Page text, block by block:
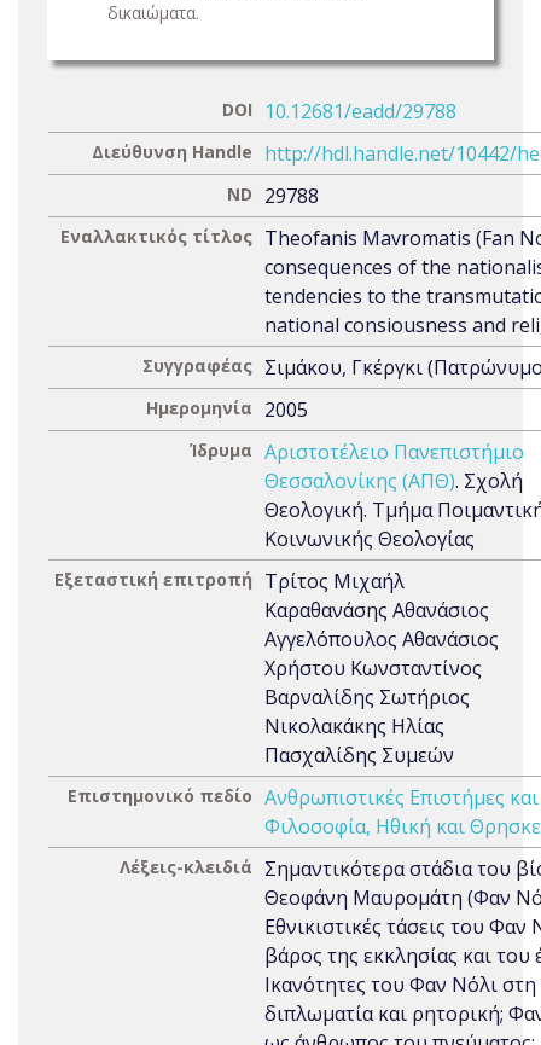
δικαιώματα.
DOI 10.12681/eadd/29788
Διεύθυνση Handle http://hdl.handle.net/10442/
ND 29788
Εναλλακτικός τίτλος Theofanis Mavromatis (Fan
consequences of the
tendencies to the
national consiousness and
Συγγραφέας Σιμάκου, Γκέργκι
Ημερομηνία 2005
Ίδρυμα Αριστοτέλειο Πανεπιστήμιο
Θεσσαλονίκης (ΑΠΘ). Σχολή
Θεολογική. Τμήμα
Κοινωνικής Θεολογίας
Εξεταστική επιτροπή
Τρίτος Μιχαήλ
Καραθανάσης Αθανάσιος
Αγγελόπουλος Αθανάσιος
Χρήστου Κωνσταντίνος
Βαρναλίδης Σωτήριος
Νικολακάκης Ηλίας
Πασχαλίδης Συμεών
Επιστημονικό πεδίο Ανθρωπιστικές Επιστήμες
Φιλοσοφία, Ηθική και
Λέξεις-κλειδιά
Σημαντικότερα στάδια του
Θεοφάνη Μαυρομάτη (Φαν
Εθνικιστικές τάσεις του Φαν
βάρος της εκκλησίας και του
Ικανότητες του Φαν Νόλι στη
διπλωματία και ρητορική;